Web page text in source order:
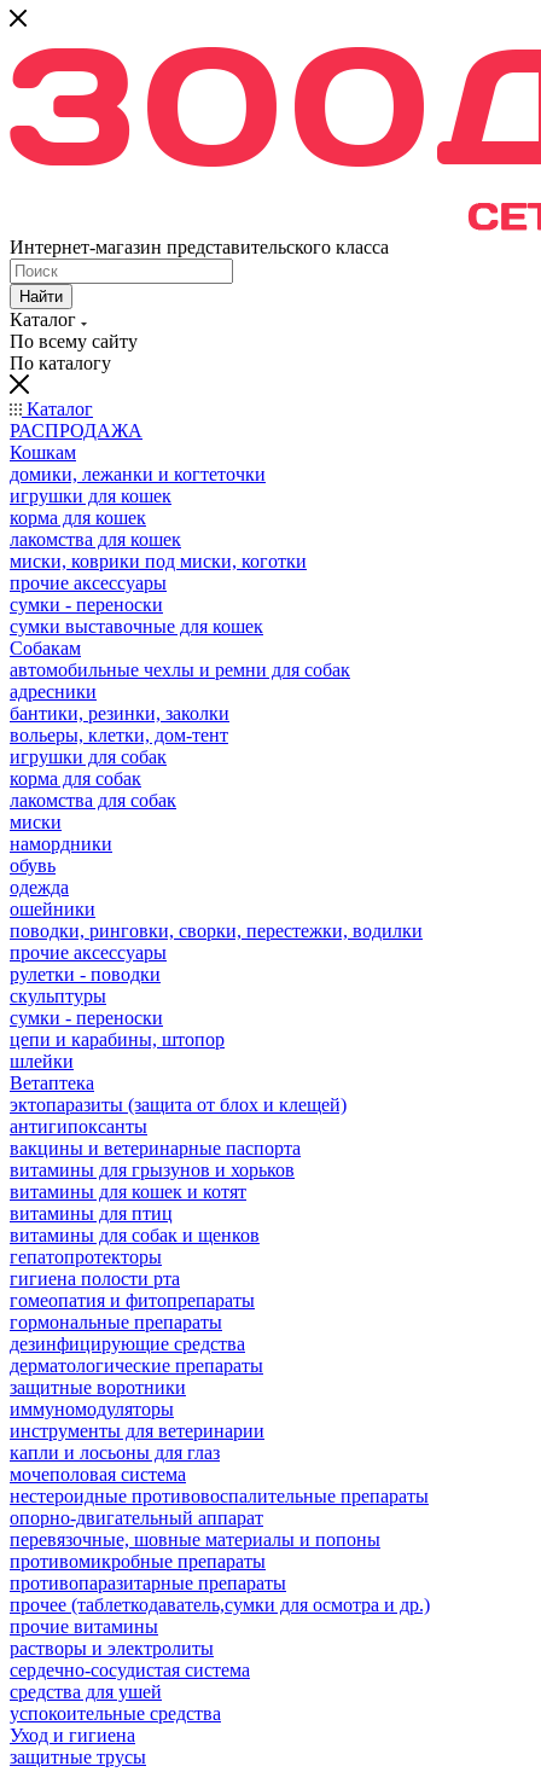
Интернет-магазин представительского класса
Найти
Каталог
По всему сайту
По каталогу
Каталог
РАСПРОДАЖА
Кошкам
домики, лежанки и когтеточки
игрушки для кошек
корма для кошек
лакомства для кошек
миски, коврики под миски, коготки
прочие аксессуары
сумки - переноски
сумки выставочные для кошек
Собакам
автомобильные чехлы и ремни для собак
адресники
бантики, резинки, заколки
вольеры, клетки, дом-тент
игрушки для собак
корма для собак
лакомства для собак
миски
намордники
обувь
одежда
ошейники
поводки, ринговки, сворки, перестежки, водилки
прочие аксессуары
рулетки - поводки
скульптуры
сумки - переноски
цепи и карабины, штопор
шлейки
Ветаптека
эктопаразиты (защита от блох и клещей)
антигипоксанты
вакцины и ветеринарные паспорта
витамины для грызунов и хорьков
витамины для кошек и котят
витамины для птиц
витамины для собак и щенков
гепатопротекторы
гигиена полости рта
гомеопатия и фитопрепараты
гормональные препараты
дезинфицирующие средства
дерматологические препараты
защитные воротники
иммуномодуляторы
инструменты для ветеринарии
капли и лосьоны для глаз
мочеполовая система
нестероидные противовоспалительные препараты
опорно-двигательный аппарат
перевязочные, шовные материалы и попоны
противомикробные препараты
противопаразитарные препараты
прочее (таблеткодаватель,сумки для осмотра и др.)
прочие витамины
растворы и электролиты
сердечно-сосудистая система
средства для ушей
успокоительные средства
Уход и гигиена
защитные трусы